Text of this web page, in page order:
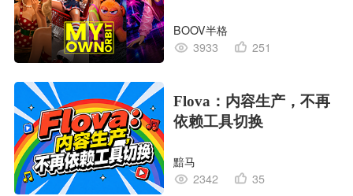
对
BOOV半格
3933
251
Flova：内容生产，不再
依赖工具切换
黯马
2342
35